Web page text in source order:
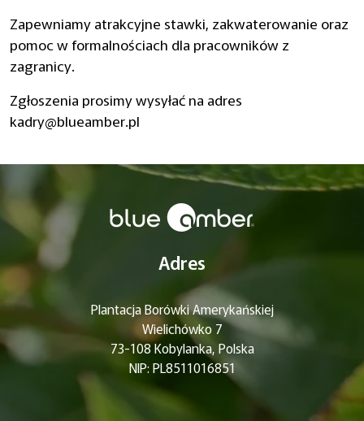
Zapewniamy atrakcyjne stawki, zakwaterowanie oraz
pomoc w formalnościach dla pracowników z
zagranicy.
Zgłoszenia prosimy wysyłać na adres
kadry@blueamber.pl
Adres
Plantacja Borówki Amerykańskiej
Wielichówko 7
73-108 Kobylanka, Polska
NIP: PL8511016851